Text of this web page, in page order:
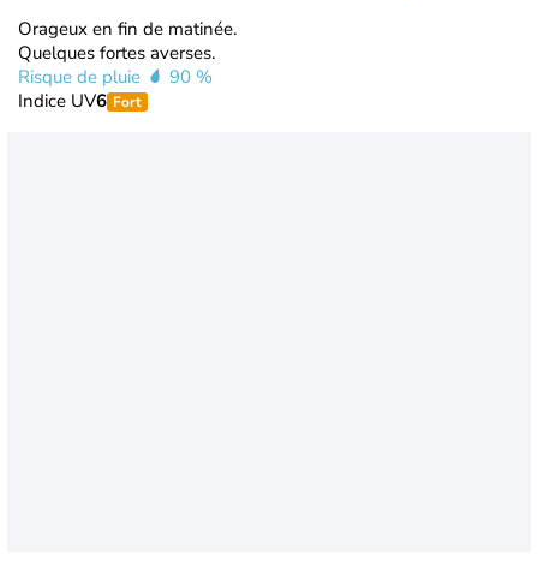
Orageux en fin de matinée.
Quelques fortes averses.
Risque de pluie
90 %
Indice UV6 Fort